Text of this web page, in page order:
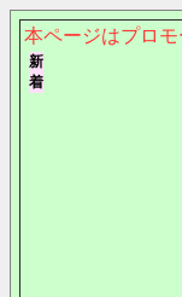
本ページはプロモ